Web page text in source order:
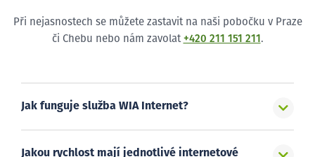
Při nejasnostech se můžete zastavit na naši pobočku v Praze
či Chebu nebo nám zavolat +420 211 151 211 .
Jak funguje služba WIA Internet?
Jakou rychlost mají jednotlivé internetové